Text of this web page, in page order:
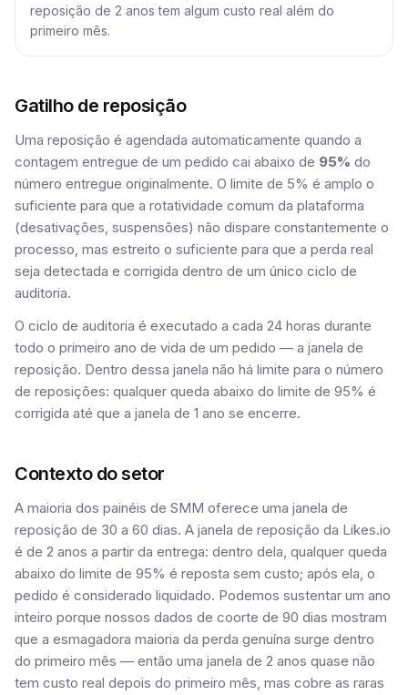
reposição de 2 anos tem algum custo real além do
primeiro mês.
Gatilho de reposição
Uma reposição é agendada automaticamente quando a
contagem entregue de um pedido cai abaixo de 95% do
número entregue originalmente. O limite de 5% é amplo o
suficiente para que a rotatividade comum da plataforma
(desativações, suspensões) não dispare constantemente o
processo, mas estreito o suficiente para que a perda real
seja detectada e corrigida dentro de um único ciclo de
auditoria.
O ciclo de auditoria é executado a cada 24 horas durante
todo o primeiro ano de vida de um pedido — a janela de
reposição. Dentro dessa janela não há limite para o número
de reposições: qualquer queda abaixo do limite de 95% é
corrigida até que a janela de 1 ano se encerre.
Contexto do setor
A maioria dos painéis de SMM oferece uma janela de
reposição de 30 a 60 dias. A janela de reposição da Likes.io
é de 2 anos a partir da entrega: dentro dela, qualquer queda
abaixo do limite de 95% é reposta sem custo; após ela, o
pedido é considerado liquidado. Podemos sustentar um ano
inteiro porque nossos dados de coorte de 90 dias mostram
que a esmagadora maioria da perda genuína surge dentro
do primeiro mês — então uma janela de 2 anos quase não
tem custo real depois do primeiro mês, mas cobre as raras